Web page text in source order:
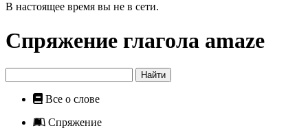
В настоящее время вы не в сети.
Спряжение глагола amaze
Найти
Все о слове
Спряжение